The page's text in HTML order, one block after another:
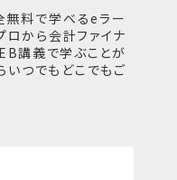
無料で学べるeラー
ロから会計ファイナ
講義で学ぶことが
いつでもどこでもご